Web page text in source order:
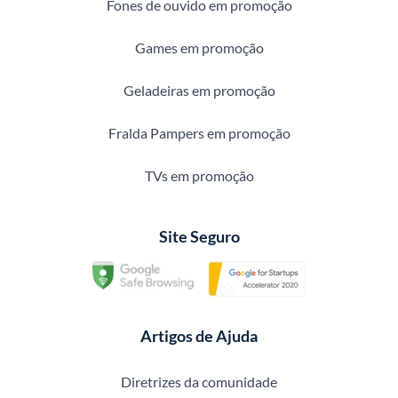
Fones de ouvido em promoção
Games em promoção
Geladeiras em promoção
Fralda Pampers em promoção
TVs em promoção
Site Seguro
Artigos de Ajuda
Diretrizes da comunidade